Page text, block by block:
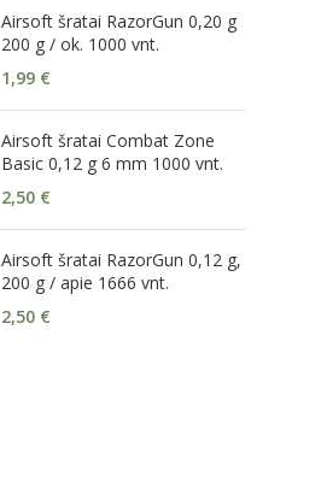
Airsoft šratai RazorGun 0,20 g
200 g / ok. 1000 vnt.
1,99 €
Airsoft šratai Combat Zone
Basic 0,12 g 6 mm 1000 vnt.
2,50 €
Airsoft šratai RazorGun 0,12 g,
200 g / apie 1666 vnt.
2,50 €